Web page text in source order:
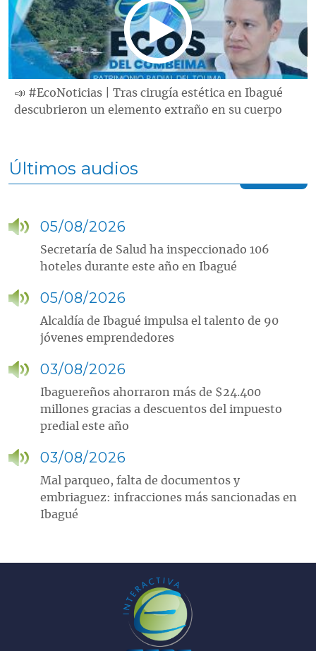
📣 #EcoNoticias | Tras cirugía estética en Ibagué
descubrieron un elemento extraño en su cuerpo
Últimos audios
05/08/2026
Secretaría de Salud ha inspeccionado 106
hoteles durante este año en Ibagué
05/08/2026
Alcaldía de Ibagué impulsa el talento de 90
jóvenes emprendedores
03/08/2026
Ibaguereños ahorraron más de $24.400
millones gracias a descuentos del impuesto
predial este año
03/08/2026
Mal parqueo, falta de documentos y
embriaguez: infracciones más sancionadas en
Ibagué